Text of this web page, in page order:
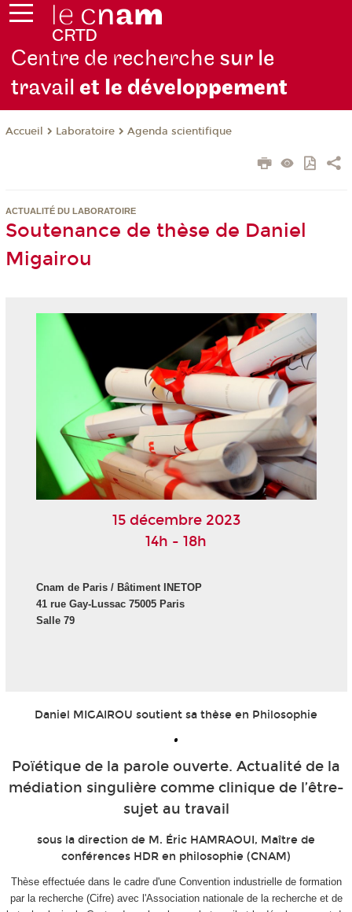
Centre de recherche sur le
travailet le développement
Accueil Laboratoire Agenda scientifique
ACTUALITÉ DU LABORATOIRE
Soutenance de thèse de Daniel
Migairou
15 décembre 2023
14h - 18h
Cnam de Paris / Bâtiment INETOP
41 rue Gay-Lussac 75005 Paris
Salle 79
Daniel MIGAIROU soutient sa thèse en Philosophie
•
Poïétique de la parole ouverte. Actualité de la
médiation singulière comme clinique de l’être-
sujet au travail
sous la direction de M. Éric HAMRAOUI, Maître de
conférences HDR en philosophie (CNAM)
Thèse effectuée dans le cadre d'une Convention industrielle de formation
par la recherche (Cifre) avec l'Association nationale de la recherche et de